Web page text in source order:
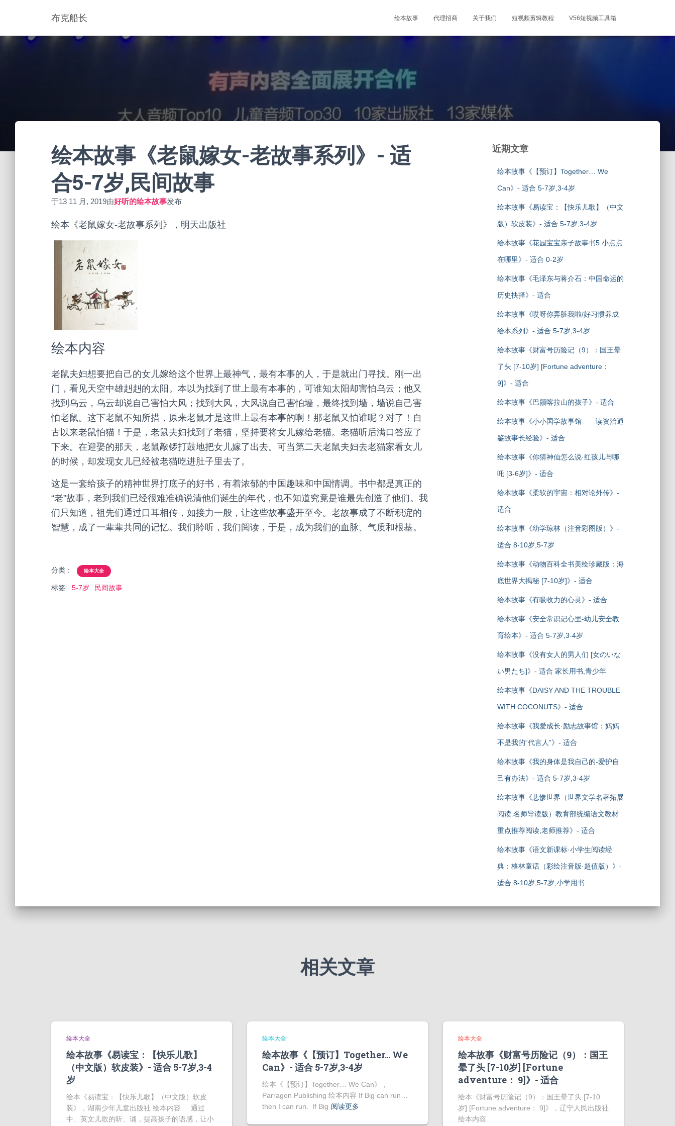
布克船长 绘本故事 代理招商 关于我们 短视频剪辑教程 V56短视频工具箱
绘本故事《老鼠嫁女-老故事系列》- 适
合5-7岁,民间故事
于13 11 月, 2019由好听的绘本故事发布
绘本《老鼠嫁女-老故事系列》，明天出版社
绘本内容
老鼠夫妇想要把自己的女儿嫁给这个世界上最神气，最有本事的人，于是就出门寻找。刚一出
门，看见天空中雄赳赳的太阳。本以为找到了世上最有本事的，可谁知太阳却害怕乌云；他又
找到乌云，乌云却说自己害怕大风；找到大风，大风说自己害怕墙，最终找到墙，墙说自己害
怕老鼠。这下老鼠不知所措，原来老鼠才是这世上最有本事的啊！那老鼠又怕谁呢？对了！自
古以来老鼠怕猫！于是，老鼠夫妇找到了老猫，坚持要将女儿嫁给老猫。老猫听后满口答应了
下来。在迎娶的那天，老鼠敲锣打鼓地把女儿嫁了出去。可当第二天老鼠夫妇去老猫家看女儿
的时候，却发现女儿已经被老猫吃进肚子里去了。
这是一套给孩子的精神世界打底子的好书，有着浓郁的中国趣味和中国情调。书中都是真正的
“老”故事，老到我们已经很难准确说清他们诞生的年代，也不知道究竟是谁最先创造了他们。我
们只知道，祖先们通过口耳相传，如接力一般，让这些故事盛开至今。老故事成了不断积淀的
智慧，成了一辈辈共同的记忆。我们聆听，我们阅读，于是，成为我们的血脉、气质和根基。
分类： 绘本大全
标签: 5-7岁 民间故事
近期文章
绘本故事《【预订】Together… We
Can》- 适合 5-7岁,3-4岁
绘本故事《易读宝：【快乐儿歌】（中文
版）软皮装》- 适合 5-7岁,3-4岁
绘本故事《花园宝宝亲子故事书5 小点点
在哪里》- 适合 0-2岁
绘本故事《毛泽东与蒋介石：中国命运的
历史抉择》- 适合
绘本故事《哎呀你弄脏我啦/好习惯养成
绘本系列》- 适合 5-7岁,3-4岁
绘本故事《财富号历险记（9）：国王晕
了头 [7-10岁] [Fortune adventure：
9]》- 适合
绘本故事《巴颜喀拉山的孩子》- 适合
绘本故事《小小国学故事馆——读资治通
鉴故事长经验》- 适合
绘本故事《你猜神仙怎么说·红孩儿与哪
吒 [3-6岁]》- 适合
绘本故事《柔软的宇宙：相对论外传》-
适合
绘本故事《幼学琼林（注音彩图版）》-
适合 8-10岁,5-7岁
绘本故事《动物百科全书美绘珍藏版：海
底世界大揭秘 [7-10岁]》- 适合
绘本故事《有吸收力的心灵》- 适合
绘本故事《安全常识记心里-幼儿安全教
育绘本》- 适合 5-7岁,3-4岁
绘本故事《没有女人的男人们 [女のいな
い男たち]》- 适合 家长用书,青少年
绘本故事《DAISY AND THE TROUBLE
WITH COCONUTS》- 适合
绘本故事《我爱成长·励志故事馆：妈妈
不是我的“代言人”》- 适合
绘本故事《我的身体是我自己的-爱护自
己有办法》- 适合 5-7岁,3-4岁
绘本故事《悲惨世界（世界文学名著拓展
阅读:名师导读版）教育部统编语文教材
重点推荐阅读,老师推荐》- 适合
绘本故事《语文新课标·小学生阅读经
典：格林童话（彩绘注音版·超值版）》-
适合 8-10岁,5-7岁,小学用书
相关文章
绘本大全
绘本故事《易读宝：【快乐儿歌】
（中文版）软皮装》- 适合 5-7岁,3-4
岁
绘本《易读宝：【快乐儿歌】（中文版）软皮
装》，湖南少年儿童出版社 绘本内容 通过
中、英文儿歌的听、诵，提高孩子的语感，让小
绘本大全
绘本故事《【预订】Together… We
Can》- 适合 5-7岁,3-4岁
绘本《【预订】Together… We Can》，
Parragon Publishing 绘本内容 If Big can run…
then I can run. If Big 阅读更多
绘本大全
绘本故事《财富号历险记（9）：国王
晕了头 [7-10岁] [Fortune
adventure： 9]》- 适合
绘本《财富号历险记（9）：国王晕了头 [7-10
岁] [Fortune adventure： 9]》，辽宁人民出版社
绘本内容